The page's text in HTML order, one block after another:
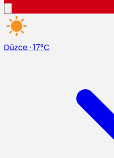
Düzce · 17°C